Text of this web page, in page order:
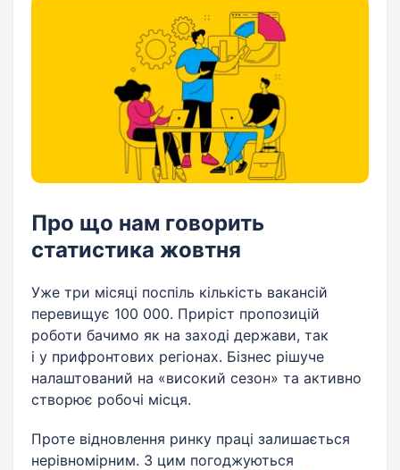
Про що нам говорить
статистика жовтня
Уже три місяці поспіль кількість вакансій
перевищує 100 000. Приріст пропозицій
роботи бачимо як на заході держави, так
і у прифронтових регіонах. Бізнес рішуче
налаштований на «високий сезон» та активно
створює робочі місця.
Проте відновлення ринку праці залишається
нерівномірним. З цим погоджуються